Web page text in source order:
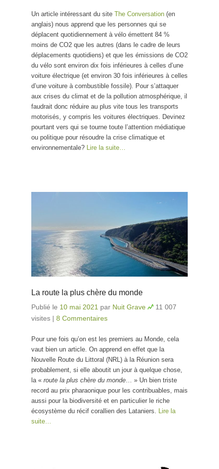
Un article intéressant du site The Conversation (en
anglais) nous apprend que les personnes qui se
déplacent quotidiennement à vélo émettent 84 %
moins de CO2 que les autres (dans le cadre de leurs
déplacements quotidiens) et que les émissions de CO2
du vélo sont environ dix fois inférieures à celles d’une
voiture électrique (et environ 30 fois inférieures à celles
d’une voiture à combustible fossile). Pour s’attaquer
aux crises du climat et de la pollution atmosphérique, il
faudrait donc réduire au plus vite tous les transports
motorisés, y compris les voitures électriques. Devinez
pourtant vers qui se tourne toute l’attention médiatique
ou politique pour résoudre la crise climatique et
environnementale? Lire la suite…
La route la plus chère du monde
Publié le 10 mai 2021 par Nuit Grave
11 007
visites | 8 Commentaires
Pour une fois qu’on est les premiers au Monde, cela
vaut bien un article. On apprend en effet que la
Nouvelle Route du Littoral (NRL) à la Réunion sera
probablement, si elle aboutit un jour à quelque chose,
la « route la plus chère du monde… » Un bien triste
record au prix pharaonique pour les contribuables, mais
aussi pour la biodiversité et en particulier le riche
écosystème du récif corallien des Lataniers. Lire la
suite…